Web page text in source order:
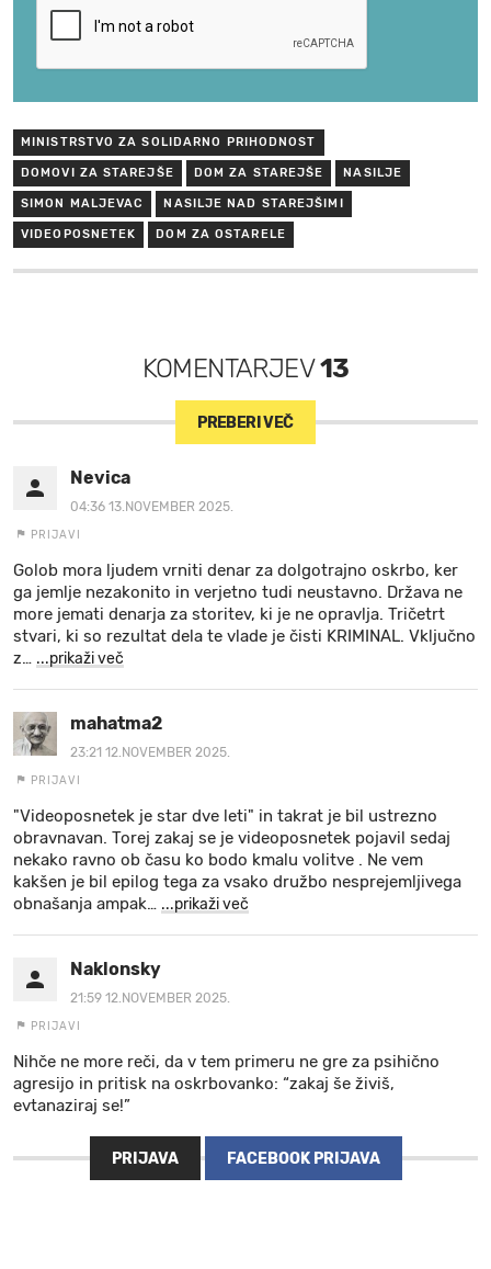
MINISTRSTVO ZA SOLIDARNO PRIHODNOST
DOMOVI ZA STAREJŠE DOM ZA STAREJŠE NASILJE
SIMON MALJEVAC NASILJE NAD STAREJŠIMI
VIDEOPOSNETEK DOM ZA OSTARELE
KOMENTARJEV13
PREBERI VEČ
Nevica
04:36 13.NOVEMBER 2025.
PRIJAVI
Golob mora ljudem vrniti denar za dolgotrajno oskrbo, ker
ga jemlje nezakonito in verjetno tudi neustavno. Država ne
more jemati denarja za storitev, ki je ne opravlja. Tričetrt
stvari, ki so rezultat dela te vlade je čisti KRIMINAL. Vključno
z… ...prikaži več
mahatma2
23:21 12.NOVEMBER 2025.
PRIJAVI
"Videoposnetek je star dve leti" in takrat je bil ustrezno
obravnavan. Torej zakaj se je videoposnetek pojavil sedaj
nekako ravno ob času ko bodo kmalu volitve . Ne vem
kakšen je bil epilog tega za vsako družbo nesprejemljivega
obnašanja ampak… ...prikaži več
Naklonsky
21:59 12.NOVEMBER 2025.
PRIJAVI
Nihče ne more reči, da v tem primeru ne gre za psihično
agresijo in pritisk na oskrbovanko: “zakaj še živiš,
evtanaziraj se!”
PRIJAVA FACEBOOK PRIJAVA